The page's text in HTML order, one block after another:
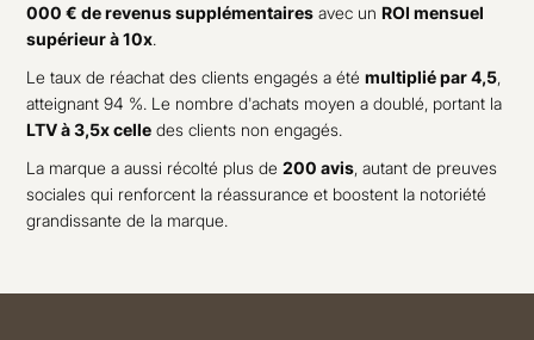
000 € de revenus supplémentaires avec unROI mensuel
supérieur à 10x.
Le taux de réachat des clients engagés a étémultiplié par 4,5,
atteignant 94 %. Le nombre d'achats moyen a doublé, portant la
LTV à 3,5x celle des clients non engagés.
La marque a aussi récolté plus de200 avis, autant de preuves
sociales qui renforcent la réassurance et boostent la notoriété
grandissante de la marque.